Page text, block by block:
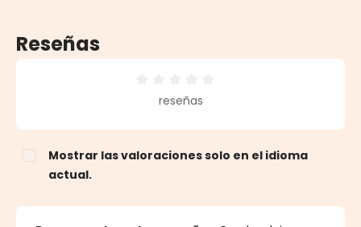
Reseñas
Calificación promedio de 0 de 5 estrellas
reseñas
Mostrar las valoraciones solo en el idioma
actual.